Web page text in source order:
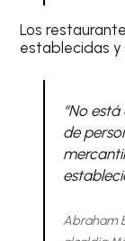
Los
establecidas y
“No
de
Abraham